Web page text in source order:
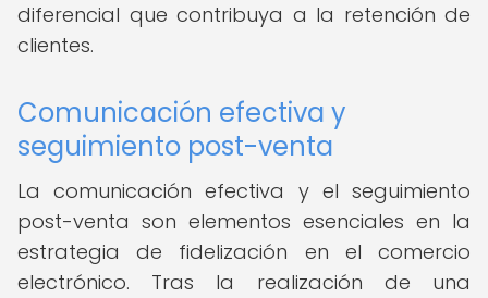
diferencial que contribuya a la retención de
clientes.
Comunicación efectiva y
seguimiento post-venta
La comunicación efectiva y el seguimiento
post-venta son elementos esenciales en la
estrategia de fidelización en el comercio
electrónico. Tras la realización de una